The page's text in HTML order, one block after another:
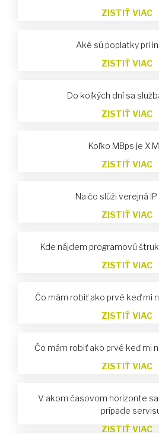
ZISTIŤ VIAC
Aké sú poplatky pri
ZISTIŤ VIAC
Do koľkých dní sa
ZISTIŤ VIAC
Koľko MBps je X
ZISTIŤ VIAC
Na čo slúži verejná
ZISTIŤ VIAC
Kde nájdem programovú
ZISTIŤ VIAC
Čo mám robiť ako prvé keď mi
ZISTIŤ VIAC
Čo mám robiť ako prvé keď mi
ZISTIŤ VIAC
V akom časovom horizonte
prípade
ZISTIŤ VIAC